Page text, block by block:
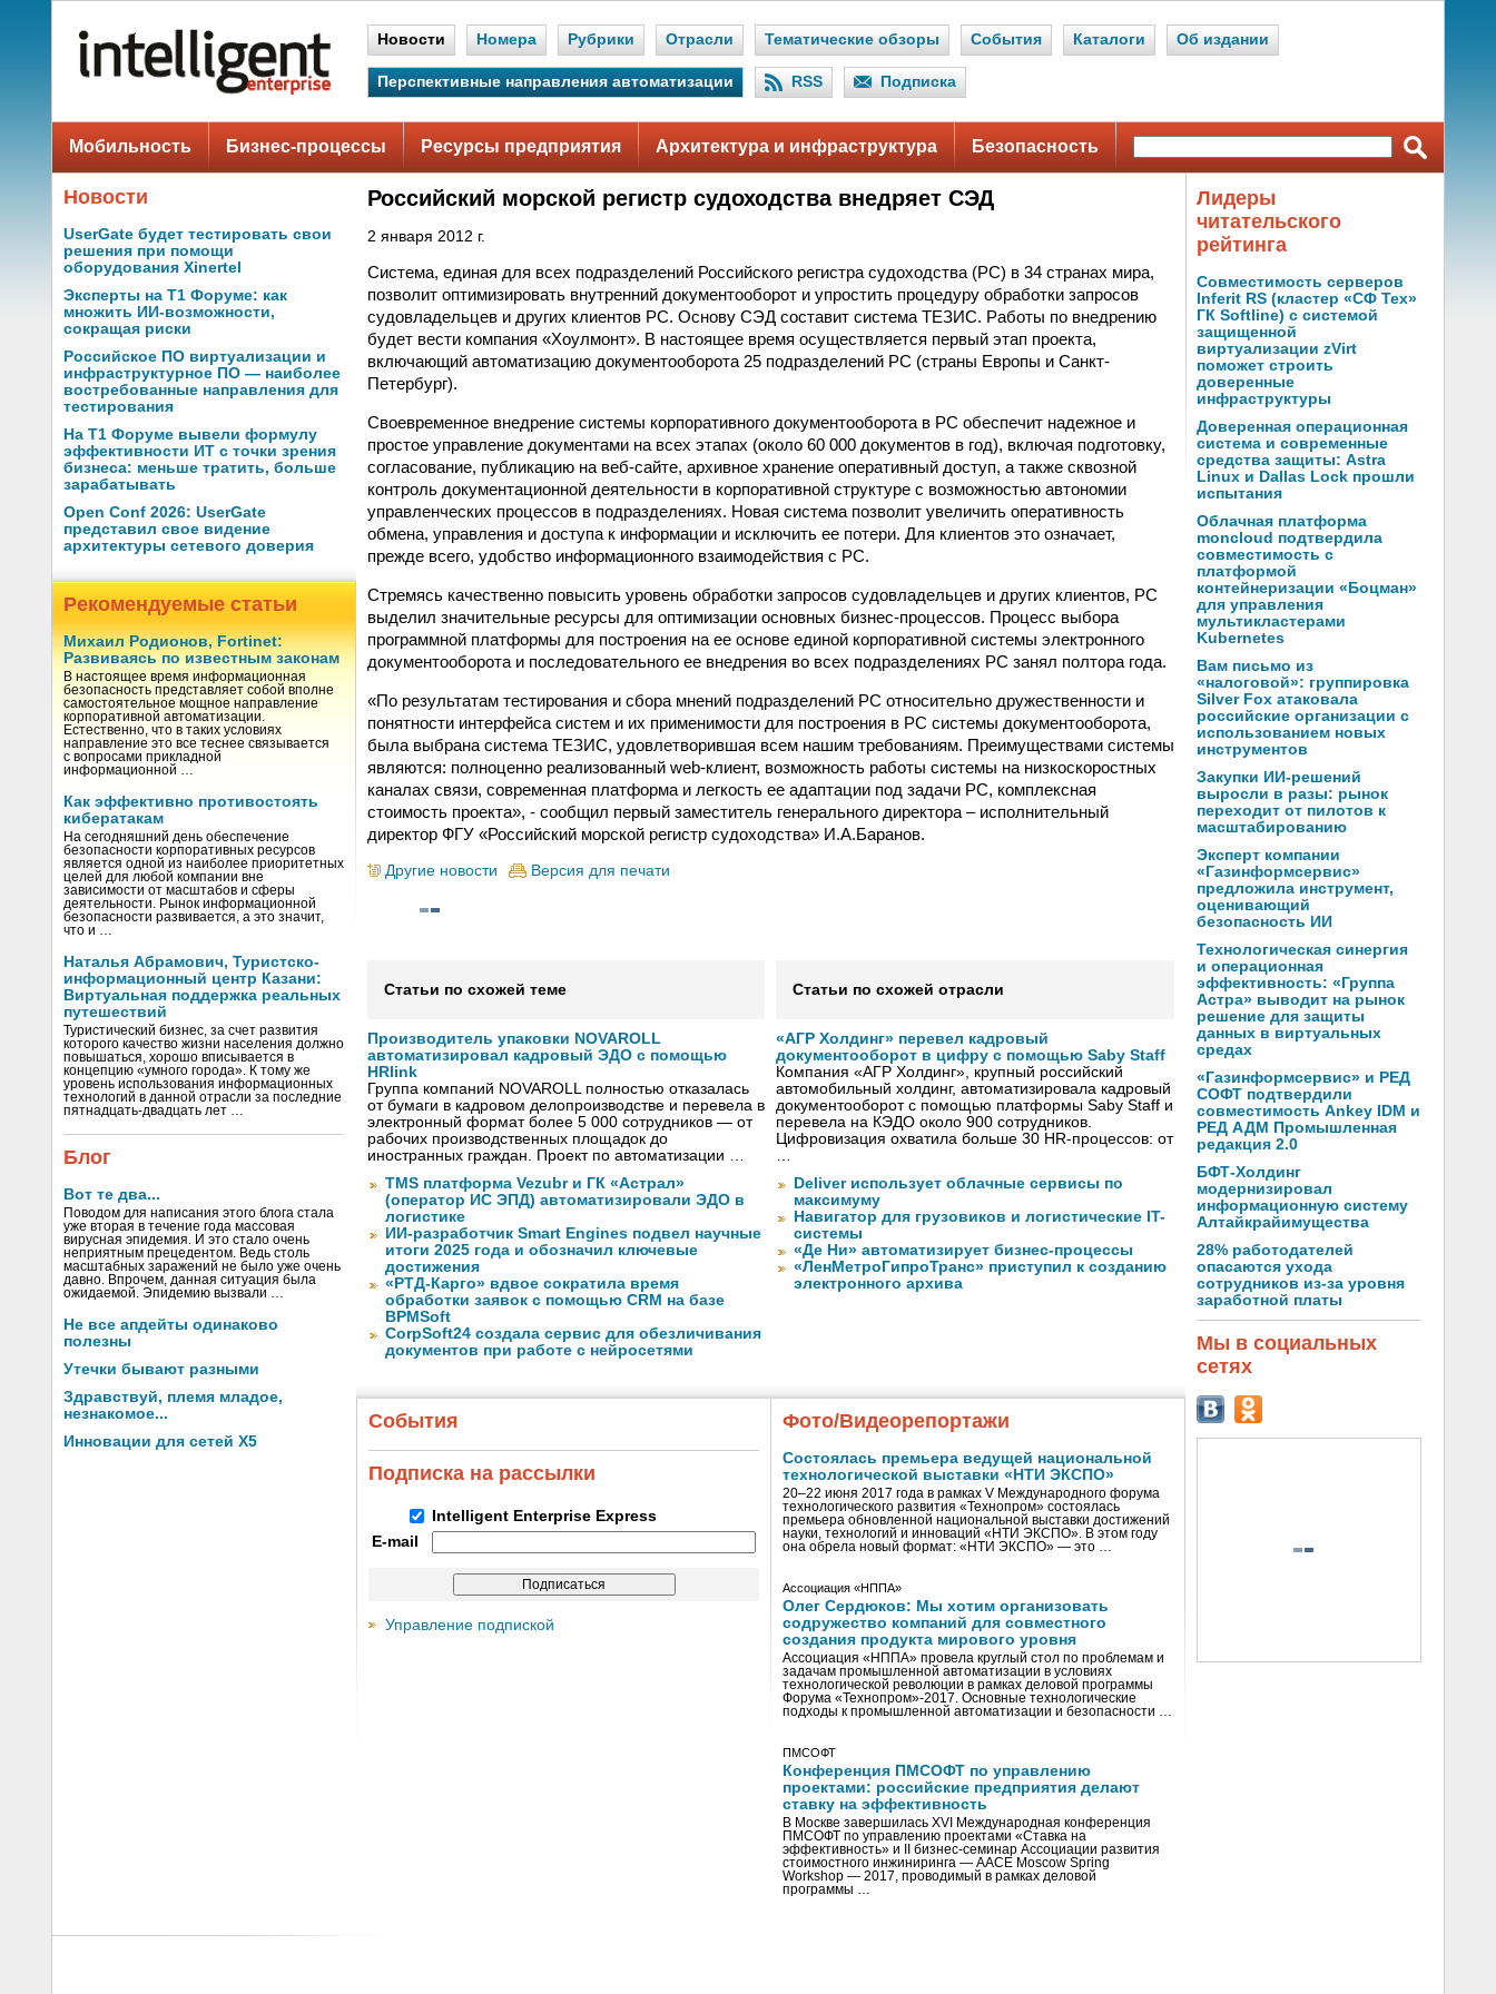
Новости Номера Рубрики Отрасли Тематические обзоры События Каталоги Об издании
Перспективные направления автоматизации RSS Подписка
Мобильность Бизнес-процессы Ресурсы предприятия Архитектура и инфраструктура Безопасность
Новости
UserGate будет тестировать свои
решения при помощи
оборудования Xinertel
Эксперты на Т1 Форуме: как
множить ИИ-возможности,
сокращая риски
Российское ПО виртуализации и
инфраструктурное ПО — наиболее
востребованные направления для
тестирования
На Т1 Форуме вывели формулу
эффективности ИТ с точки зрения
бизнеса: меньше тратить, больше
зарабатывать
Open Conf 2026: UserGate
представил свое видение
архитектуры сетевого доверия
Рекомендуемые статьи
Михаил Родионов, Fortinet:
Развиваясь по известным законам
В настоящее время информационная
безопасность представляет собой вполне
самостоятельное мощное направление
корпоративной автоматизации.
Естественно, что в таких условиях
направление это все теснее связывается
с вопросами прикладной
информационной …
Как эффективно противостоять
кибератакам
На сегодняшний день обеспечение
безопасности корпоративных ресурсов
является одной из наиболее приоритетных
целей для любой компании вне
зависимости от масштабов и сферы
деятельности. Рынок информационной
безопасности развивается, а это значит,
что и …
Наталья Абрамович, Туристско-
информационный центр Казани:
Виртуальная поддержка реальных
путешествий
Туристический бизнес, за счет развития
которого качество жизни населения должно
повышаться, хорошо вписывается в
концепцию «умного города». К тому же
уровень использования информационных
технологий в данной отрасли за последние
пятнадцать-двадцать лет …
Блог
Вот те два...
Поводом для написания этого блога стала
уже вторая в течение года массовая
вирусная эпидемия. И это стало очень
неприятным прецедентом. Ведь столь
масштабных заражений не было уже очень
давно. Впрочем, данная ситуация была
ожидаемой. Эпидемию вызвали …
Не все апдейты одинаково
полезны
Утечки бывают разными
Здравствуй, племя младое,
незнакомое...
Инновации для сетей X5
Российский морской регистр судоходства внедряет СЭД
2 января 2012 г.
Система, единая для всех подразделений Российского регистра судоходства (РС) в 34 странах мира,
позволит оптимизировать внутренний документооборот и упростить процедуру обработки запросов
судовладельцев и других клиентов РС. Основу СЭД составит система ТЕЗИС. Работы по внедрению
будет вести компания «Хоулмонт». В настоящее время осуществляется первый этап проекта,
включающий автоматизацию документооборота 25 подразделений РС (страны Европы и Санкт-
Петербург).
Своевременное внедрение системы корпоративного документооборота в РС обеспечит надежное и
простое управление документами на всех этапах (около 60 000 документов в год), включая подготовку,
согласование, публикацию на веб-сайте, архивное хранение оперативный доступ, а также сквозной
контроль документационной деятельности в корпоративной структуре с возможностью автономии
управленческих процессов в подразделениях. Новая система позволит увеличить оперативность
обмена, управления и доступа к информации и исключить ее потери. Для клиентов это означает,
прежде всего, удобство информационного взаимодействия с РС.
Стремясь качественно повысить уровень обработки запросов судовладельцев и других клиентов, РС
выделил значительные ресурсы для оптимизации основных бизнес-процессов. Процесс выбора
программной платформы для построения на ее основе единой корпоративной системы электронного
документооборота и последовательного ее внедрения во всех подразделениях РС занял полтора года.
«По результатам тестирования и сбора мнений подразделений РС относительно дружественности и
понятности интерфейса систем и их применимости для построения в РС системы документооборота,
была выбрана система ТЕЗИС, удовлетворившая всем нашим требованиям. Преимуществами системы
являются: полноценно реализованный web-клиент, возможность работы системы на низкоскоростных
каналах связи, современная платформа и легкость ее адаптации под задачи РС, комплексная
стоимость проекта», - сообщил первый заместитель генерального директора – исполнительный
директор ФГУ «Российский морской регистр судоходства» И.А.Баранов.
Другие новости Версия для печати
Статьи по схожей теме
Производитель упаковки NOVAROLL
автоматизировал кадровый ЭДО с помощью
HRlink
Группа компаний NOVAROLL полностью отказалась
от бумаги в кадровом делопроизводстве и перевела в
электронный формат более 5 000 сотрудников — от
рабочих производственных площадок до
иностранных граждан. Проект по автоматизации …
TMS платформа Vezubr и ГК «Астрал»
(оператор ИС ЭПД) автоматизировали ЭДО в
логистике
ИИ-разработчик Smart Engines подвел научные
итоги 2025 года и обозначил ключевые
достижения
«РТД-Карго» вдвое сократила время
обработки заявок с помощью CRM на базе
BPMSoft
CorpSoft24 создала сервис для обезличивания
документов при работе с нейросетями
Статьи по схожей отрасли
«АГР Холдинг» перевел кадровый
документооборот в цифру с помощью Saby Staff
Компания «АГР Холдинг», крупный российский
автомобильный холдинг, автоматизировала кадровый
документооборот с помощью платформы Saby Staff и
перевела на КЭДО около 900 сотрудников.
Цифровизация охватила больше 30 HR-процессов: от
…
Deliver использует облачные сервисы по
максимуму
Навигатор для грузовиков и логистические IT-
системы
«Де Ни» автоматизирует бизнес-процессы
«ЛенМетроГипроТранс» приступил к созданию
электронного архива
События
Подписка на рассылки
Intelligent Enterprise Express
E-mail
Управление подпиской
Фото/Видеорепортажи
Состоялась премьера ведущей национальной
технологической выставки «НТИ ЭКСПО»
20–22 июня 2017 года в рамках V Международного форума
технологического развития «Технопром» состоялась
премьера обновленной национальной выставки достижений
науки, технологий и инноваций «НТИ ЭКСПО». В этом году
она обрела новый формат: «НТИ ЭКСПО» — это …
Ассоциация «НППА»
Олег Сердюков: Мы хотим организовать
содружество компаний для совместного
создания продукта мирового уровня
Ассоциация «НППА» провела круглый стол по проблемам и
задачам промышленной автоматизации в условиях
технологической революции в рамках деловой программы
Форума «Технопром»-2017. Основные технологические
подходы к промышленной автоматизации и безопасности …
ПМСОФТ
Конференция ПМСОФТ по управлению
проектами: российские предприятия делают
ставку на эффективность
В Москве завершилась XVI Международная конференция
ПМСОФТ по управлению проектами «Ставка на
эффективность» и II бизнес-семинар Ассоциации развития
стоимостного инжиниринга — AACE Moscow Spring
Workshop — 2017, проводимый в рамках деловой
программы …
Лидеры
читательского
рейтинга
Совместимость серверов
Inferit RS (кластер «СФ Тех»
ГК Softline) с системой
защищенной
виртуализации zVirt
поможет строить
доверенные
инфраструктуры
Доверенная операционная
система и современные
средства защиты: Astra
Linux и Dallas Lock прошли
испытания
Облачная платформа
moncloud подтвердила
совместимость с
платформой
контейнеризации «Боцман»
для управления
мультикластерами
Kubernetes
Вам письмо из
«налоговой»: группировка
Silver Fox атаковала
российские организации с
использованием новых
инструментов
Закупки ИИ-решений
выросли в разы: рынок
переходит от пилотов к
масштабированию
Эксперт компании
«Газинформсервис»
предложила инструмент,
оценивающий
безопасность ИИ
Технологическая синергия
и операционная
эффективность: «Группа
Астра» выводит на рынок
решение для защиты
данных в виртуальных
средах
«Газинформсервис» и РЕД
СОФТ подтвердили
совместимость Ankey IDM и
РЕД АДМ Промышленная
редакция 2.0
БФТ-Холдинг
модернизировал
информационную систему
Алтайкрайимущества
28% работодателей
опасаются ухода
сотрудников из-за уровня
заработной платы
Мы в социальных
сетях